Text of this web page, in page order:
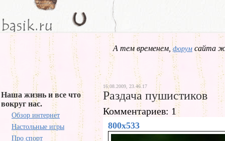
А тем временем,форум сайта
Наша жизнь и все что
вокруг нас.
Обзор интернет
Настольные игры
Про спорт
16.08.2009, 23.46.17
Раздача пушистиков
Комментариев: 1
800x533